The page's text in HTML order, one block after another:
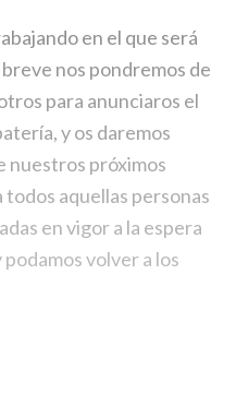
en el que será
nos pondremos de
para anunciaros el
y os daremos
nuestros próximos
aquellas personas
en vigor a la espera
volver a los